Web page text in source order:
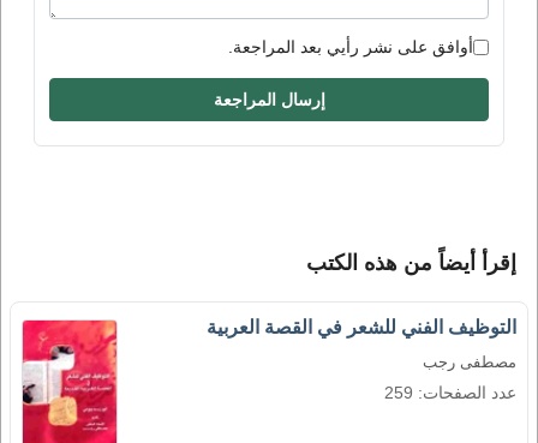
أوافق على نشر رأيي بعد المراجعة.
إرسال المراجعة
إقرأ أيضاً من هذه الكتب
التوظيف الفني للشعر في القصة العربية
مصطفى رجب
عدد الصفحات: 259